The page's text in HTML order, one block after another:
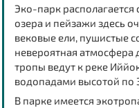
Эко-парк
озера и пейзажи здесь
вековые ели, пушистые
невероятная
тропы ведут к реке
водопадами высотой по
В парке имеется